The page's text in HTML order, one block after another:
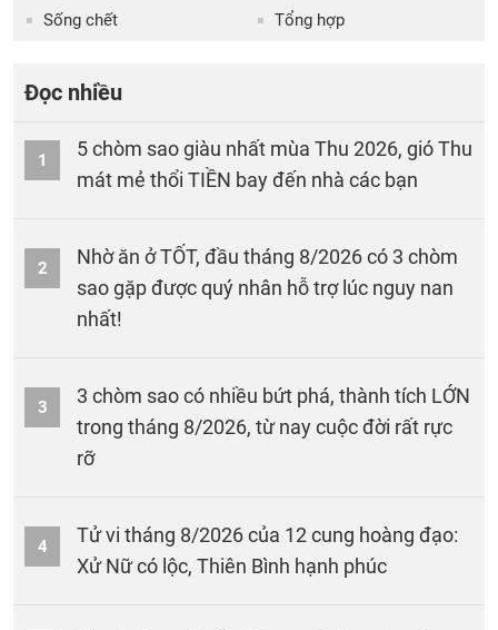
Sống chết Tổng hợp
Đọc nhiều
1
5 chòm sao giàu nhất mùa Thu 2026, gió Thu
mát mẻ thổi TIỀN bay đến nhà các bạn
2
Nhờ ăn ở TỐT, đầu tháng 8/2026 có 3 chòm
sao gặp được quý nhân hỗ trợ lúc nguy nan
nhất!
3
3 chòm sao có nhiều bứt phá, thành tích LỚN
trong tháng 8/2026, từ nay cuộc đời rất rực
rỡ
4
Tử vi tháng 8/2026 của 12 cung hoàng đạo:
Xử Nữ có lộc, Thiên Bình hạnh phúc